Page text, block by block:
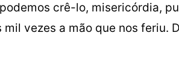
crê-lo, misericórdia,
vezes a mão que nos feriu.